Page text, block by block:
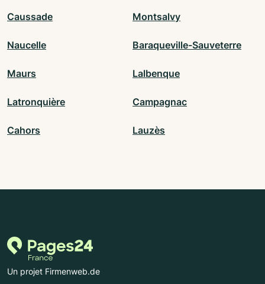
Caussade Montsalvy
Naucelle Baraqueville-Sauveterre
Maurs Lalbenque
Latronquière Campagnac
Cahors Lauzès
Un projet Firmenweb.de